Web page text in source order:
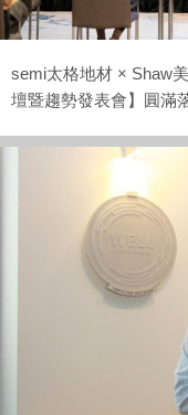
semi太格地材 × Shaw
壇暨趨勢發表會】圓滿